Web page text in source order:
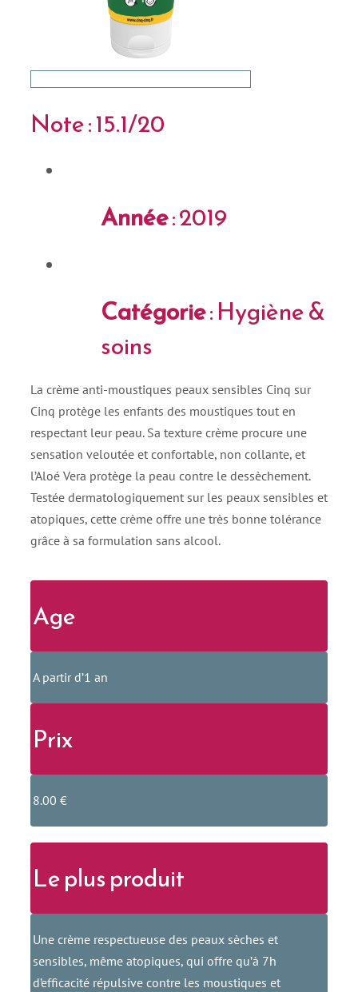
Note : 15.1/20
Année: 2019
Catégorie: Hygiène &
soins
La crème anti-moustiques peaux sensibles Cinq sur
Cinq protège les enfants des moustiques tout en
respectant leur peau. Sa texture crème procure une
sensation veloutée et confortable, non collante, et
l’Aloé Vera protège la peau contre le dessèchement.
Testée dermatologiquement sur les peaux sensibles et
atopiques, cette crème offre une très bonne tolérance
grâce à sa formulation sans alcool.
Age
A partir d’1 an
Prix
8.00 €
Le plus produit
Une crème respectueuse des peaux sèches et
sensibles, même atopiques, qui offre qu’à 7h
d’efficacité répulsive contre les moustiques et